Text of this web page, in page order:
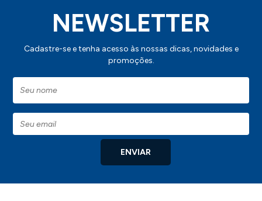
NEWSLETTER
Cadastre-se e tenha acesso às nossas dicas, novidades e
promoções.
ENVIAR